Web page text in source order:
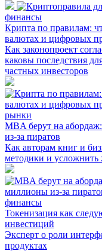
финансы
Крипта по правилам:
валютах и цифровых
Как законопроект
каковы последствия
частных инвесторов
рынки
MBA берут на
из-за пиратов
Как авторам книг и
методики и
финансы
Токенизация как
инвестиций
Эксперт о роли
продуктах